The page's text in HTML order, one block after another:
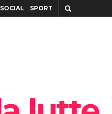
SOCIAL SPORT